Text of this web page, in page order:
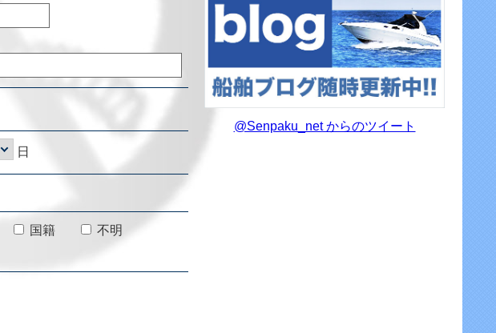
日
国籍
不明
@Senpaku_net からのツイート